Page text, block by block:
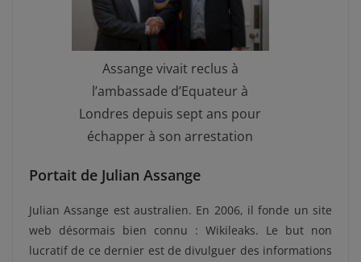
Assange vivait reclus à
l’ambassade d’Equateur à
Londres depuis sept ans pour
échapper à son arrestation
Portait de Julian Assange
Julian Assange est australien. En 2006, il fonde un site
web désormais bien connu : Wikileaks. Le but non
lucratif de ce dernier est de divulguer des informations